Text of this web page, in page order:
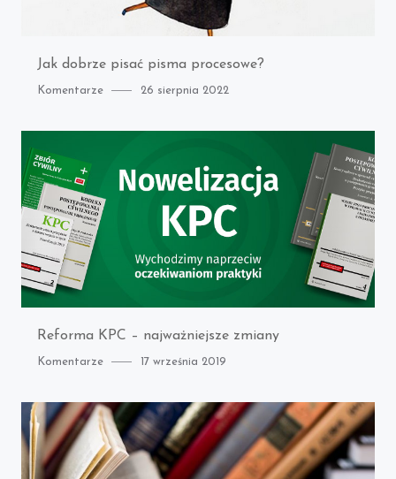
Jak dobrze pisać pisma procesowe?
Category
Komentarze
Posted
26 sierpnia 2022
Reforma KPC – najważniejsze zmiany
Category
Komentarze
Posted
17 września 2019